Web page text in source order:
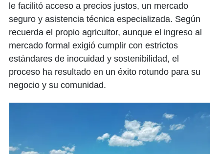
le facilitó acceso a precios justos, un mercado
seguro y asistencia técnica especializada. Según
recuerda el propio agricultor, aunque el ingreso al
mercado formal exigió cumplir con estrictos
estándares de inocuidad y sostenibilidad, el
proceso ha resultado en un éxito rotundo para su
negocio y su comunidad.